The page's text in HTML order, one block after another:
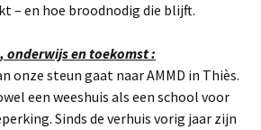
– en hoe broodnodig die blijft.
onderwijs en toekomst :
onze steun gaat naar AMMD in Thiès.
een weeshuis als een school voor
Sinds de verhuis vorig jaar zijn